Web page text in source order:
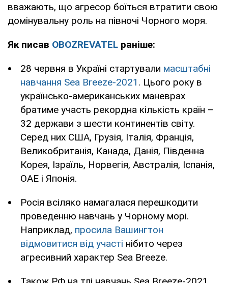
вважають, що агресор боїться втратити свою
домінувальну роль на півночі Чорного моря.
Як писав OBOZREVATEL раніше:
28 червня в Україні стартували масштабні
навчання Sea Breeze-2021 . Цього року в
українсько-американських маневрах
братиме участь рекордна кількість країн –
32 держави з шести континентів світу.
Серед них США, Грузія, Італія, Франція,
Великобританія, Канада, Данія, Південна
Корея, Ізраїль, Норвегія, Австралія, Іспанія,
ОАЕ і Японія.
Росія всіляко намагалася перешкодити
проведенню навчань у Чорному морі.
Наприклад, просила Вашингтон
відмовитися від участі нібито через
агресивний характер Sea Breeze.